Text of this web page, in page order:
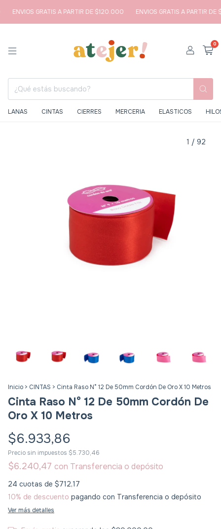
ENVIOS GRATIS A PARTIR DE $120.000 ENVIOS GRATIS A PARTIR DE
0
LANAS CINTAS CIERRES MERCERIA ELASTICOS
1 / 92
Inicio > CINTAS > Cinta Raso N° 12 De 50mm Cordón De Oro X 10 Metros
Cinta Raso N° 12 De 50mm Cordón De
Oro X 10 Metros
$6.933,86
Precio sin impuestos $5.730,46
$6.240,47 con Transferencia o depósito
24 cuotas de $712,17
10% de descuento pagando con Transferencia o depósito
Ver más detalles